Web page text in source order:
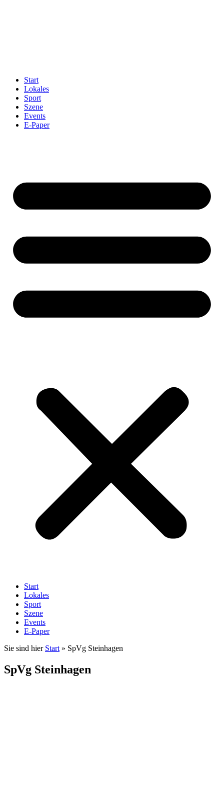
Start
Lokales
Sport
Szene
Events
E-Paper
Start
Lokales
Sport
Szene
Events
E-Paper
Sie sind hier Start » SpVg Steinhagen
SpVg Steinhagen